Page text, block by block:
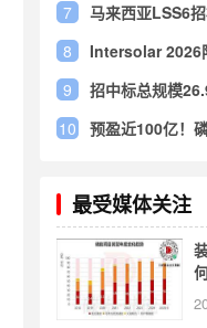
7
马来西亚LSS6
8
Intersolar 2026
9
招中标总规模
10
预盈近100亿！
最受媒体关注